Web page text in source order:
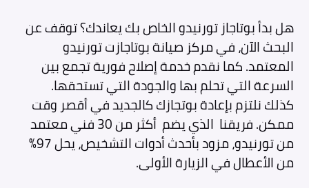
هل بدأ بوتاجاز تورنيدو الخاص بك يعاندك؟ توقف عن
البحث الآن، في مركز صيانة بوتاجازت تورنيدو
المعتمد. كما نقدم خدمة إصلاح فورية تجمع بين
السرعة التي تحلم بها والجودة التي تستحقها.
كذلك نلتزم بإعادة بوتجازك كالجديد في أقصر وقت
ممكن. فريقنا الذي يضم أكثر من 30 فني معتمد
من تورنيدو، مزود بأحدث أدوات التشخيص، يحل 97%
من الأعطال في الزيارة الأولى.